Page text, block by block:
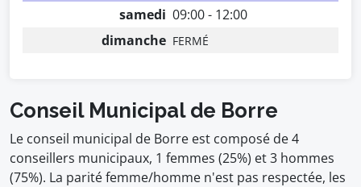
samedi 09:00 - 12:00
dimanche FERMÉ
Conseil Municipal de Borre
Le conseil municipal de Borre est composé de 4
conseillers municipaux, 1 femmes (25%) et 3 hommes
(75%). La parité femme/homme n'est pas respectée, les